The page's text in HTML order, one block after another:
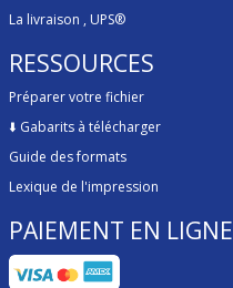
La livraison , UPS®
RESSOURCES
Préparer votre fichier
⬇️ Gabarits à télécharger
Guide des formats
Lexique de l'impression
PAIEMENT EN LIGNE